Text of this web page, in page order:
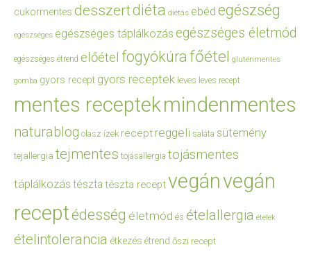
cukormentes desszertdiéta diétás ebéd egészség
egészséges egészséges táplálkozás egészséges életmód
egészséges étrend előétel fogyókúrafőétel gluténmentes
gomba gyors recept gyors receptek leves leves recept
mentes receptekmindenmentes
naturablog olasz ízek recept reggeli saláta sütemény
tejallergia tejmentes tojásallergia tojásmentes
táplálkozás tészta tészta receptvegánvegán
receptédesség életmód és ételallergia ételek
ételintolerancia étkezés étrend őszi recept